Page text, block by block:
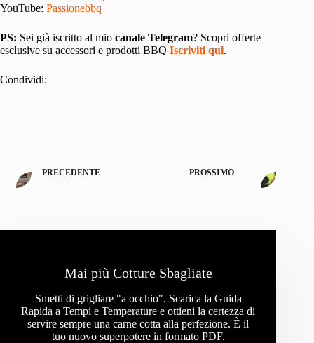
YouTube: Passionebbq
PS: Sei già iscritto al mio canale Telegram? Scopri offerte
esclusive su accessori e prodotti BBQ Iscriviti qui.
Condividi:
PRECEDENTE PROSSIMO
Mai più Cotture Sbagliate
Smetti di grigliare "a occhio". Scarica la Guida
Rapida a Tempi e Temperature e ottieni la certezza di
servire sempre una carne cotta alla perfezione. È il
tuo nuovo superpotere in formato PDF.